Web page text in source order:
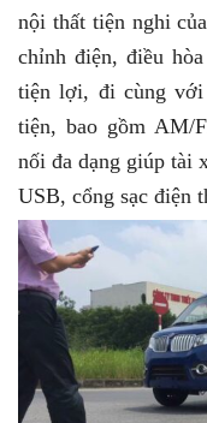
nội thất tiện nghi
chỉnh điện, điều
tiện lợi, đi cùng
tiện, bao gồm AM/
nối đa dạng giúp tài
USB, cổng sạc điện